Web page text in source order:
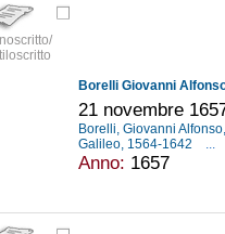
Borelli Giovanni
21 novembre
Borelli, Giovanni
Galileo, 1564-1642
...
Anno: 1657